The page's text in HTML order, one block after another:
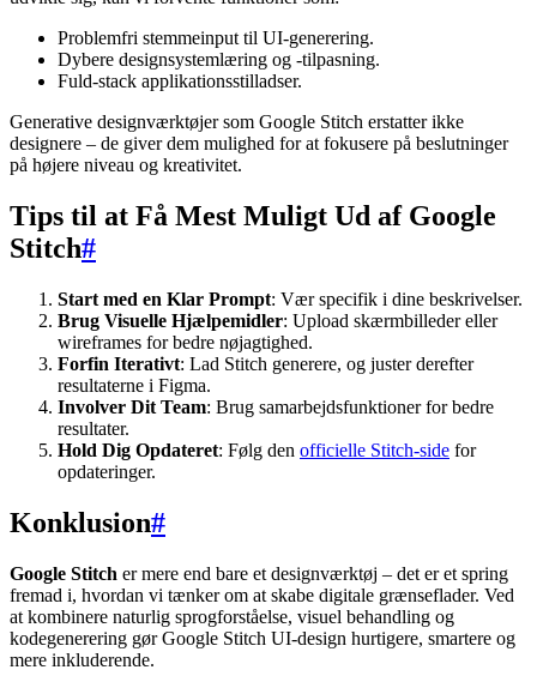
Problemfri stemmeinput til UI-generering.
Dybere designsystemlæring og -tilpasning.
Fuld-stack applikationsstilladser.
Generative designværktøjer som Google Stitch erstatter ikke
designere – de giver dem mulighed for at fokusere på beslutninger
på højere niveau og kreativitet.
Tips til at Få Mest Muligt Ud af Google
Stitch#
Start med en Klar Prompt: Vær specifik i dine beskrivelser.
Brug Visuelle Hjælpemidler: Upload skærmbilleder eller
wireframes for bedre nøjagtighed.
Forfin Iterativt: Lad Stitch generere, og juster derefter
resultaterne i Figma.
Involver Dit Team: Brug samarbejdsfunktioner for bedre
resultater.
Hold Dig Opdateret: Følg den officielle Stitch-side for
opdateringer.
Konklusion#
Google Stitch er mere end bare et designværktøj – det er et spring
fremad i, hvordan vi tænker om at skabe digitale grænseflader. Ved
at kombinere naturlig sprogforståelse, visuel behandling og
kodegenerering gør Google Stitch UI-design hurtigere, smartere og
mere inkluderende.